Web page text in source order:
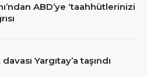
ABD’ye ‘taahhütlerinizi
Yargıtay’a taşındı